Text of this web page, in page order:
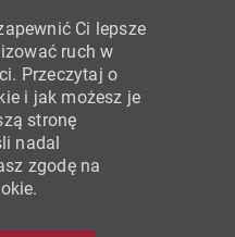
Ci lepsze
ruch w
Przeczytaj o
i jak możesz je
stronę
nadal
zgodę na